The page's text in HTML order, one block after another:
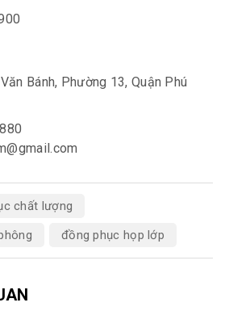
Bánh, Phường 13, Quận Phú
chất lượng
đồng phục họp lớp